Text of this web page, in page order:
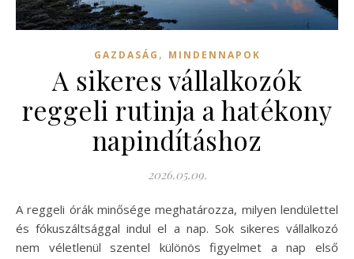
GAZDASÁG , MINDENNAPOK
A sikeres vállalkozók
reggeli rutinja a hatékony
napindításhoz
2026.05.09.
A reggeli órák minősége meghatározza, milyen lendülettel
és fókuszáltsággal indul el a nap. Sok sikeres vállalkozó
nem véletlenül szentel különös figyelmet a nap első